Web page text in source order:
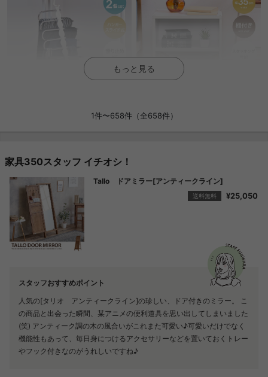
もっと見る
1件〜658件（全658件）
家具350スタッフ イチオシ！
Tallo ドアミラー[アンティークライン]
送料無料 ¥25,050
スタッフおすすめポイント
人気の[タリオ アンティークライン]の珍しい、ドア付きのミラー。 こ
の商品と出会った瞬間、某アニメの便利道具を思い出してしまいました
(笑) アンティーク調の木の風合いがこれまた可愛い♪可愛いだけでなく
機能性もあって、毎日身につけるアクセサリーなどを置いておくトレー
やフック付きなのがうれしいですね♪
モンステラ75
送料無料 ¥13,200
スタッフおすすめポイント
光触媒人工植物は、置いておくだけでお部屋の空気をキレイにしてく
れ、 消臭・防菌さらには人体に影響のあるホルムアルデヒドの除去ま
でしてくれます。 もちろん枯れる事はないので、長期間安定して、永
続的に光触媒機能を機能します。 また、風水花としてもご利用するこ
とができますよ♪ インテリアとしてお部屋のポイントとして楽しんで下